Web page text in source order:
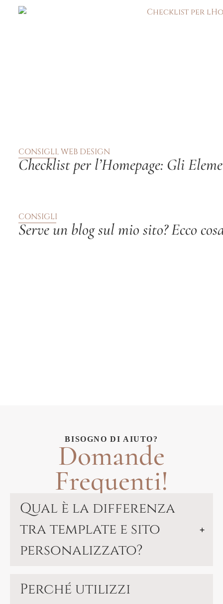
CONSIGLI, WEB DESIGN
Checklist per l’Homepage: Gli
CONSIGLI
Serve un blog sul mio sito? Ecco
BISOGNO DI AIUTO?
Domande
Frequenti!
Qual è la differenza
tra template e sito
personalizzato?
Perché utilizzi